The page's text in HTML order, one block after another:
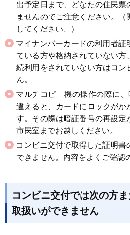
出予定日まで、どなたの住民票
ませんのでご注意ください。
してください。）
マイナンバーカードの利用者証
ている方や格納されていない方
続利用をされていない方はコン
ん。
マルチコピー機の操作の際に
違えると、カードにロックがか
す。その際は暗証番号の再設定
市民室までお越しください。
コンビニ交付で取得した証明書
できません。内容をよくご確認
コンビニ交付では次の方
取扱いができません